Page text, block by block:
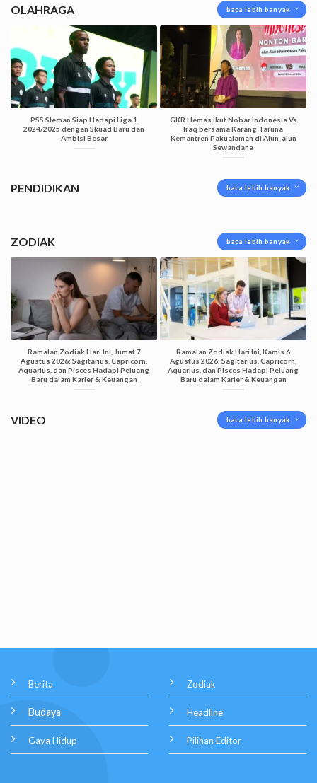
OLAHRAGA baca lebih banyak
PSS Sleman Siap Hadapi Liga 1
2024/2025 dengan Skuad Baru dan
Ambisi Besar
GKR Hemas Ikut Nobar Indonesia Vs
Iraq bersama Karang Taruna
Kemantren Pakualaman di Alun-alun
Sewandana
PENDIDIKAN baca lebih banyak
ZODIAK baca lebih banyak
Ramalan Zodiak Hari Ini, Jumat 7
Agustus 2026: Sagitarius, Capricorn,
Aquarius, dan Pisces Hadapi Peluang
Baru dalam Karier & Keuangan
Ramalan Zodiak Hari Ini, Kamis 6
Agustus 2026: Sagitarius, Capricorn,
Aquarius, dan Pisces Hadapi Peluang
Baru dalam Karier & Keuangan
VIDEO baca lebih banyak
Berita
Budaya
Gaya Hidup
Zodiak
Headline
Pilihan Editor